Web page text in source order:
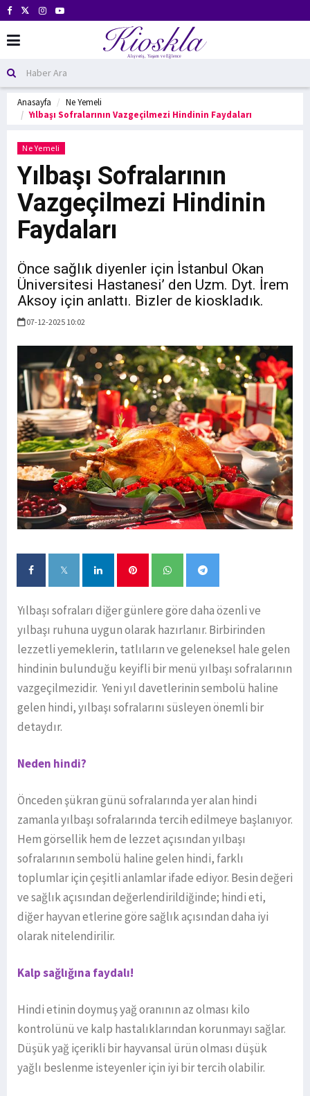
Anasayfa
Ne Yemeli
Yılbaşı Sofralarının Vazgeçilmezi Hindinin Faydaları
Ne Yemeli
Yılbaşı Sofralarının
Vazgeçilmezi Hindinin
Faydaları
Önce sağlık diyenler için İstanbul Okan
Üniversitesi Hastanesi’ den Uzm. Dyt. İrem
Aksoy için anlattı. Bizler de kioskladık.
07-12-2025 10:02
Yılbaşı sofraları diğer günlere göre daha özenli ve
yılbaşı ruhuna uygun olarak hazırlanır. Birbirinden
lezzetli yemeklerin, tatlıların ve geleneksel hale gelen
hindinin bulunduğu keyifli bir menü yılbaşı sofralarının
vazgeçilmezidir. Yeni yıl davetlerinin sembolü haline
gelen hindi, yılbaşı sofralarını süsleyen önemli bir
detaydır.
Neden hindi?
Önceden şükran günü sofralarında yer alan hindi
zamanla yılbaşı sofralarında tercih edilmeye başlanıyor.
Hem görsellik hem de lezzet açısından yılbaşı
sofralarının sembolü haline gelen hindi, farklı
toplumlar için çeşitli anlamlar ifade ediyor. Besin değeri
ve sağlık açısından değerlendirildiğinde; hindi eti,
diğer hayvan etlerine göre sağlık açısından daha iyi
olarak nitelendirilir.
Kalp sağlığına faydalı!
Hindi etinin doymuş yağ oranının az olması kilo
kontrolünü ve kalp hastalıklarından korunmayı sağlar.
Düşük yağ içerikli bir hayvansal ürün olması düşük
yağlı beslenme isteyenler için iyi bir tercih olabilir.